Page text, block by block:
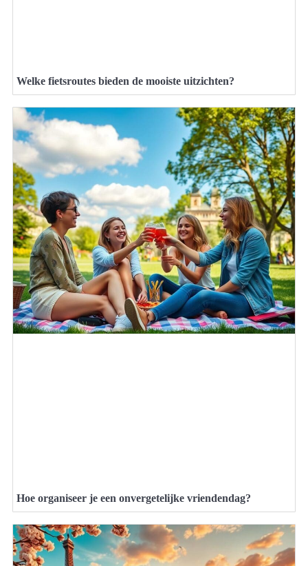
Welke fietsroutes bieden de mooiste uitzichten?
Hoe organiseer je een onvergetelijke vriendendag?